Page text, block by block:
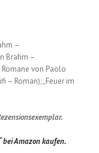
–
Brahm –
Romane von Paolo
– Roman); „Feuer im
bei Amazon kaufen.